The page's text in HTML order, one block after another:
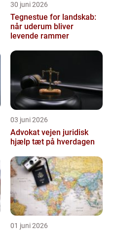
30 juni 2026
Tegnestue for landskab:
når uderum bliver
levende rammer
03 juni 2026
Advokat vejen juridisk
hjælp tæt på hverdagen
01 juni 2026